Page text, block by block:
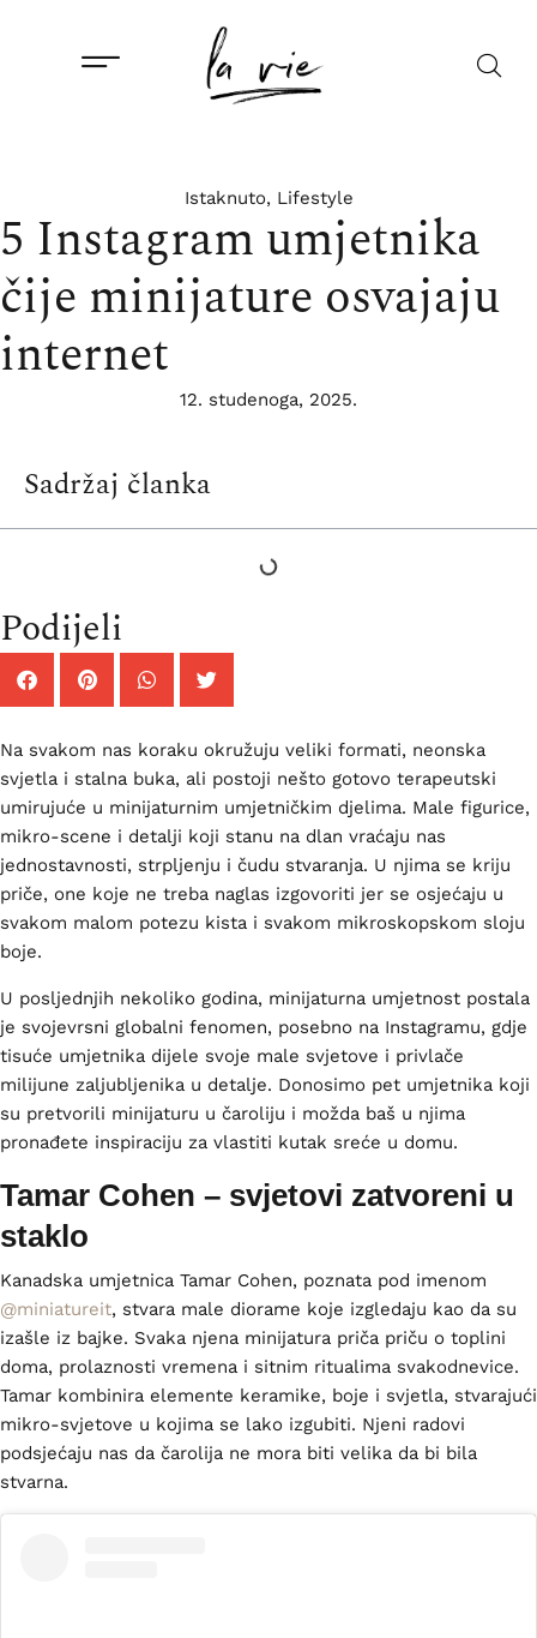
Istaknuto, Lifestyle
5 Instagram umjetnika
čije minijature osvajaju
internet
12. studenoga, 2025.
Sadržaj članka
Podijeli
Na svakom nas koraku okružuju veliki formati, neonska
svjetla i stalna buka, ali postoji nešto gotovo terapeutski
umirujuće u minijaturnim umjetničkim djelima. Male figurice,
mikro-scene i detalji koji stanu na dlan vraćaju nas
jednostavnosti, strpljenju i čudu stvaranja. U njima se kriju
priče, one koje ne treba naglas izgovoriti jer se osjećaju u
svakom malom potezu kista i svakom mikroskopskom sloju
boje.
U posljednjih nekoliko godina, minijaturna umjetnost postala
je svojevrsni globalni fenomen, posebno na Instagramu, gdje
tisuće umjetnika dijele svoje male svjetove i privlače
milijune zaljubljenika u detalje. Donosimo pet umjetnika koji
su pretvorili minijaturu u čaroliju i možda baš u njima
pronađete inspiraciju za vlastiti kutak sreće u domu.
Tamar Cohen – svjetovi zatvoreni u
staklo
Kanadska umjetnica Tamar Cohen, poznata pod imenom
@miniatureit, stvara male diorame koje izgledaju kao da su
izašle iz bajke. Svaka njena minijatura priča priču o toplini
doma, prolaznosti vremena i sitnim ritualima svakodnevice.
Tamar kombinira elemente keramike, boje i svjetla, stvarajući
mikro-svjetove u kojima se lako izgubiti. Njeni radovi
podsjećaju nas da čarolija ne mora biti velika da bi bila
stvarna.